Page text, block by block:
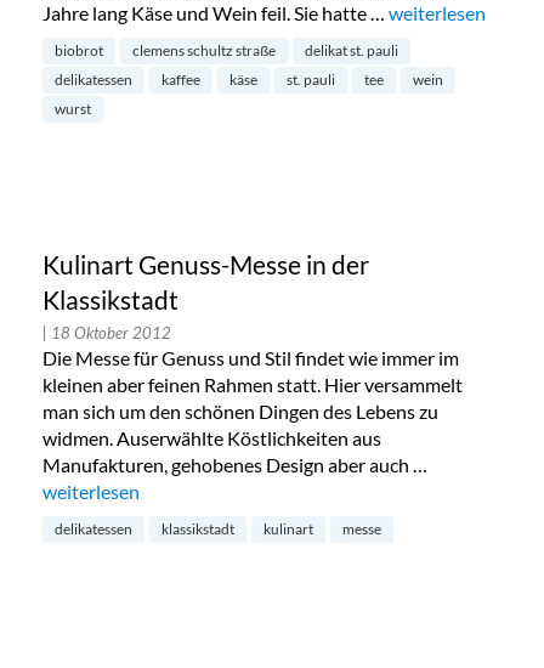
Jahre lang Käse und Wein feil. Sie hatte … „Delikates auf St.
weiterlesen
biobrot clemens schultz straße
delikat st. pauli
delikatessen
kaffee käse st. pauli tee
wein
wurst
Kulinart Genuss-Messe in der
Klassikstadt
| 18 Oktober 2012
Die Messe für Genuss und Stil findet wie immer im
kleinen aber feinen Rahmen statt. Hier versammelt
man sich um den schönen Dingen des Lebens zu
widmen. Auserwählte Köstlichkeiten aus
Manufakturen, gehobenes Design aber auch …
„Kulinart Genuss-Messe in der Klassikstadt“
weiterlesen
delikatessen klassikstadt kulinart messe